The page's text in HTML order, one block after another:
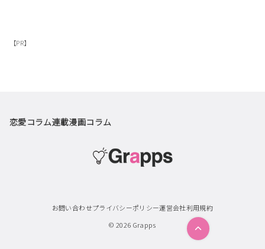
【PR】
恋愛コラム連載漫画コラム
お問い合わせプライバシーポリシー運営会社利用規約
© 2026 Grapps